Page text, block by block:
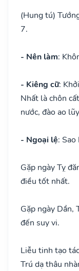
(Hung tú)
7.
- Nên làm:
- Kiêng cữ:
Nhất là chôn
nước, đào ao
- Ngoại lệ:
Gặp ngày Tỵ
điều tốt nhất.
Gặp ngày Dần,
đến suy vi.
Liễu tinh tạo
Trú dạ thâu